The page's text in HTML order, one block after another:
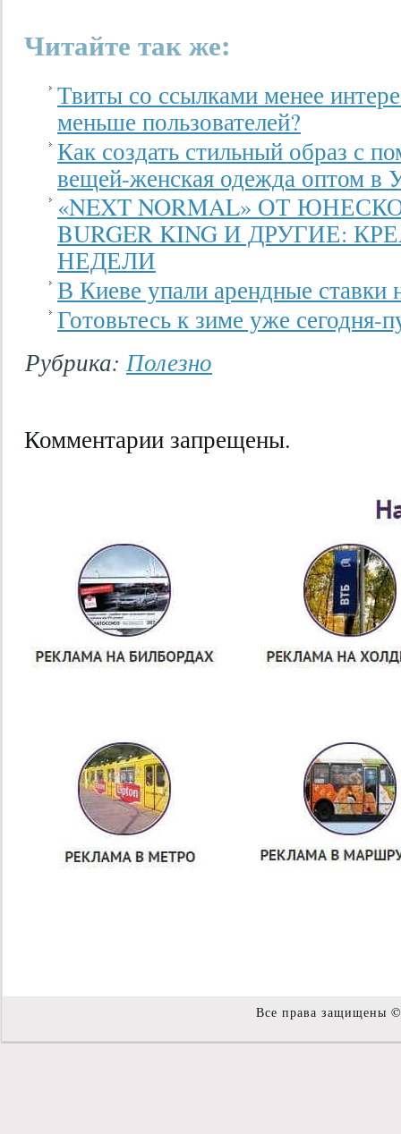
Читайте так же:
Твиты со ссылками менее
меньше пользователей?
Как создать стильный образ с
вещей-женская одежда оптом в
«NEXT NORMAL» ОТ
BURGER KING И ДРУГИЕ:
НЕДЕЛИ
В Киеве упали арендные ставки
Готовьтесь к зиме уже сегодня-
Рубрика: Полезно
Комментарии запрещены.
Все права защищены